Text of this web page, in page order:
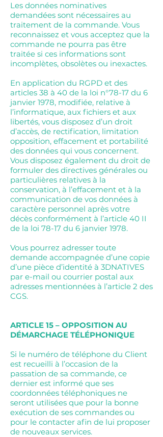
Les données nominatives
demandées sont nécessaires au
traitement de la commande. Vous
reconnaissez et vous acceptez que la
commande ne pourra pas être
traitée si ces informations sont
incomplètes, obsolètes ou inexactes.
En application du RGPD et des
articles 38 à 40 de la loi n°78-17 du 6
janvier 1978, modifiée, relative à
l’informatique, aux fichiers et aux
libertés, vous disposez d’un droit
d’accès, de rectification, limitation
opposition, effacement et portabilité
des données qui vous concernent.
Vous disposez également du droit de
formuler des directives générales ou
particulières relatives à la
conservation, à l’effacement et à la
communication de vos données à
caractère personnel après votre
décès conformément à l’article 40 II
de la loi 78-17 du 6 janvier 1978.
Vous pourrez adresser toute
demande accompagnée d’une copie
d’une pièce d’identité à 3DNATIVES
par e-mail ou courrier postal aux
adresses mentionnées à l’article 2 des
CGS.
ARTICLE 15 – OPPOSITION AU
DÉMARCHAGE TÉLÉPHONIQUE
Si le numéro de téléphone du Client
est recueilli à l’occasion de la
passation de sa commande, ce
dernier est informé que ses
coordonnées téléphoniques ne
seront utilisées que pour la bonne
exécution de ses commandes ou
pour le contacter afin de lui proposer
de nouveaux services.